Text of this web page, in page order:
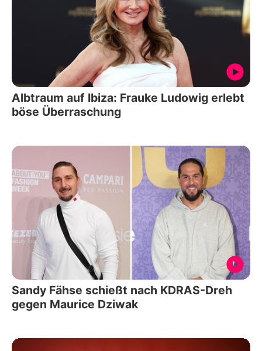
Albtraum auf Ibiza: Frauke Ludowig erlebt
böse Überraschung
Sandy Fähse schießt nach KDRAS-Dreh
gegen Maurice Dziwak